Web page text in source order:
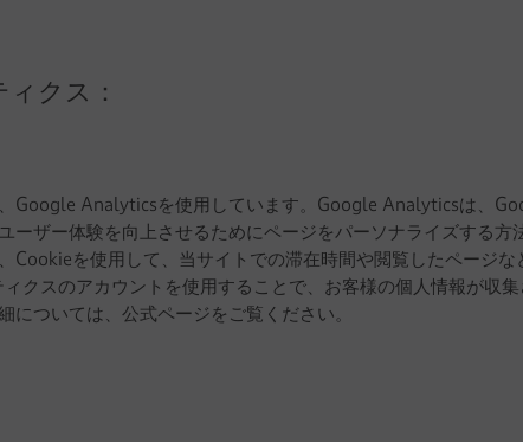
クス：
Google Analyticsを使用しています。Google Analyticsは、
ーザー体験を向上させるためにページをパーソナライズする方
Cookieを使用して、当サイトでの滞在時間や閲覧したページな
クスのアカウントを使用することで、お客様の個人情報が収集
ついては、公式ページをご覧ください。